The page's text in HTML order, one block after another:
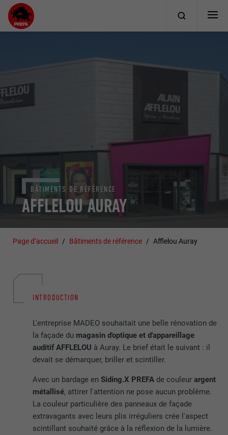
AFFLELOU AURAY
BÂTIMENTS DE RÉFÉRENCE
Page d’accueil Bâtiments de référence Afflelou Auray
INTRODUCTION
L'entreprise MADEO souhaitait une belle rénovation de
la façade du magasin d'optique et d'appareillage
auditif AFFLELOU à Auray. Le brief était le suivant : il
devait se démarquer, briller et scintiller.
Avec un bardage enSiding.X PREFA de couleurargent
métallisé, attirer l'attention ne pose aucun problème.
La couleur particulière des panneaux de façade
extravagants avec leurs plis irréguliers crée l'aspect
scintillant souhaité grâce à la réflexion de la lumière.